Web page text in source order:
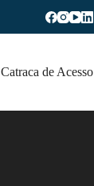
Catraca de Acesso